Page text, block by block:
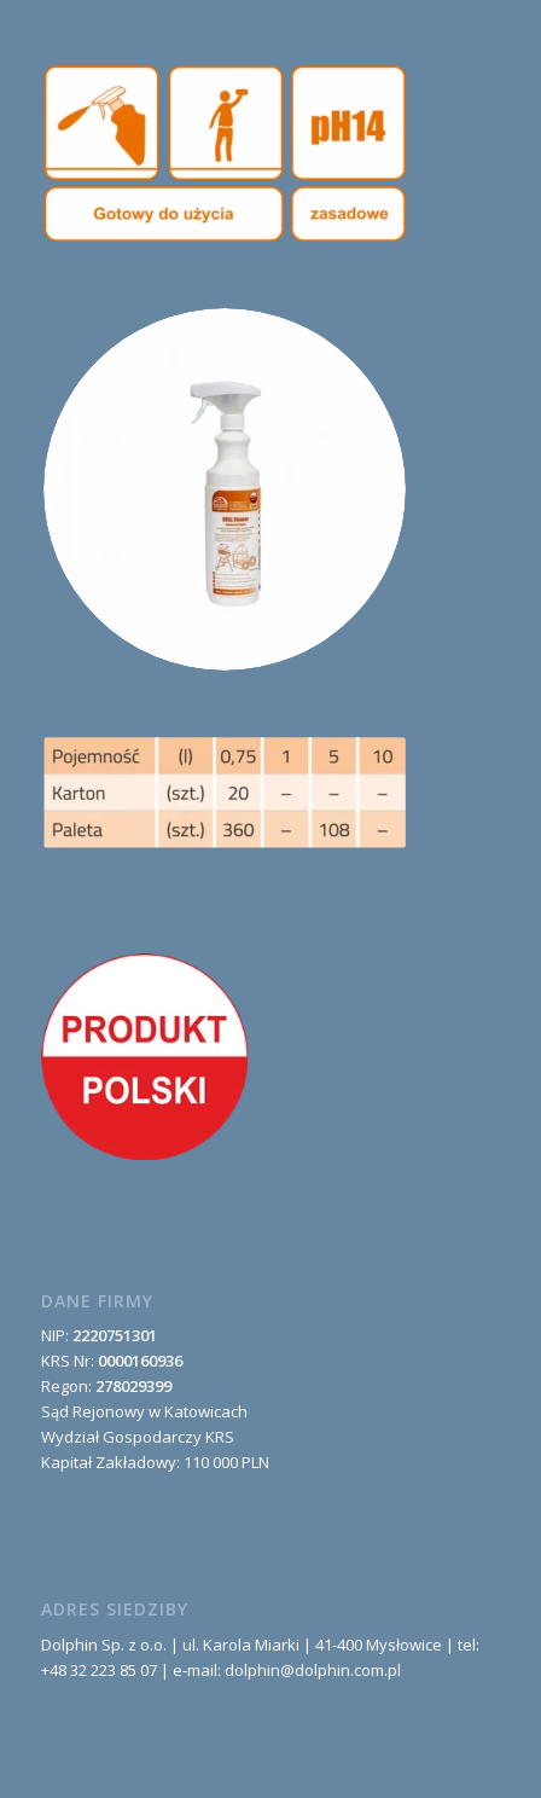
DANE FIRMY
NIP: 2220751301
KRS Nr: 0000160936
Regon: 278029399
Sąd Rejonowy w Katowicach
Wydział Gospodarczy KRS
Kapitał Zakładowy: 110 000 PLN
ADRES SIEDZIBY
Dolphin Sp. z o.o. | ul. Karola Miarki | 41-400 Mysłowice | tel:
+48 32 223 85 07 | e-mail: dolphin@dolphin.com.pl